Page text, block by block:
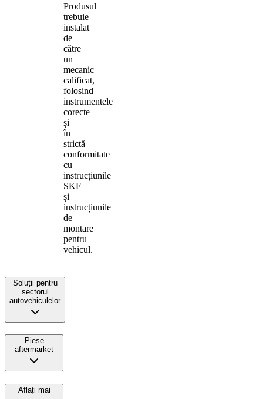
Produsul
trebuie
instalat
de
către
un
mecanic
calificat,
folosind
instrumentele
corecte
și
în
strictă
conformitate
cu
instrucțiunile
SKF
și
instrucțiunile
de
montare
pentru
vehicul.
Soluții pentru
sectorul
autovehiculelor
Piese
aftermarket
Aflați mai